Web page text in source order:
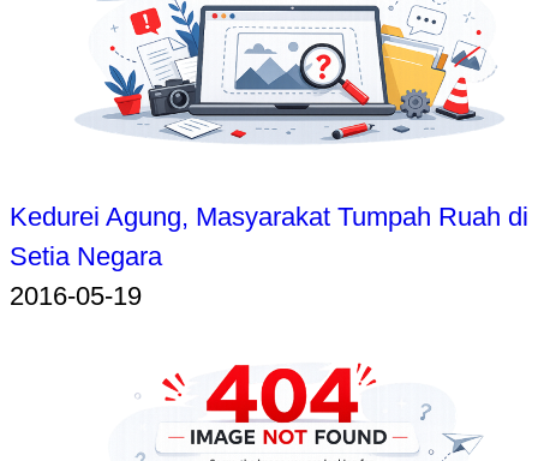
Kedurei Agung, Masyarakat Tumpah Ruah di
Setia Negara
2016-05-19